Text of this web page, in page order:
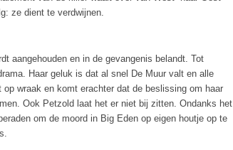
ze dient te verdwijnen.
aangehouden en in de gevangenis belandt. Tot
Haar geluk is dat al snel De Muur valt en alle
wraak en komt erachter dat de beslissing om haar
Ook Petzold laat het er niet bij zitten. Ondanks het
om de moord in Big Eden op eigen houtje op te